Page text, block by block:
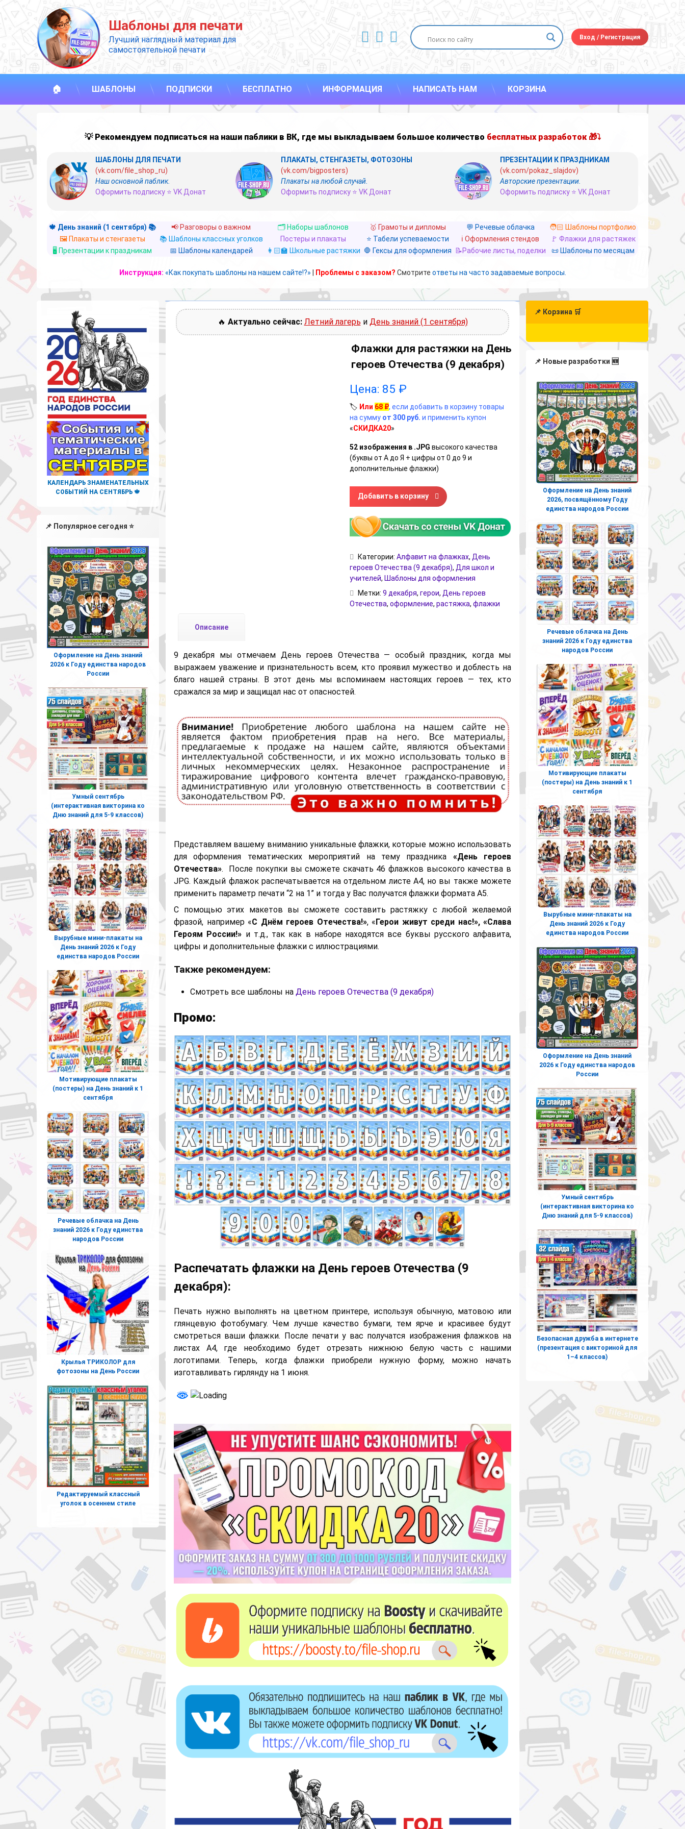
Перейти
к
содержимому
Шаблоны для печати
Лучший наглядный материал для
самостоятельной печати
ВКонтакте
YouTube
E-mail Вход /Регистрация
🏠 ШАБЛОНЫ ПОДПИСКИ БЕСПЛАТНО ИНФОРМАЦИЯ НАПИСАТЬ НАМ КОРЗИНА
💡 Рекомендуем подписаться на наши паблики в ВК, где мы выкладываем большое количество бесплатных разработок 🎁⤵
ШАБЛОНЫ ДЛЯ ПЕЧАТИ
(vk.com/file_shop_ru)
Наш основной паблик.
Оформить подписку ⭐ VK Донат
ПЛАКАТЫ, СТЕНГАЗЕТЫ, ФОТОЗОНЫ
(vk.com/bigposters)
Плакаты на любой случай.
Оформить подписку ⭐ VK Донат
ПРЕЗЕНТАЦИИ К ПРАЗДНИКАМ
(vk.com/pokaz_slajdov)
Авторские презентации.
Оформить подписку ⭐ VK Донат
🍁 День знаний (1 сентября) 📚 📢 Разговоры о важном 🗂️ Наборы шаблонов 🥇 Грамоты и дипломы 💬 Речевые облачка
🧑🏻 Шаблоны портфолио
🖼️ Плакаты и стенгазеты
📚 Шаблоны классных уголков Постеры и плакаты ⭐ Табели успеваемости ℹ️ Оформления стендов
🚩 Флажки для растяжек
🖥️ Презентации к праздникам
📅 Шаблоны календарей 👩🏻‍🏫 Школьные растяжки 🛑 Гексы для оформления 📝Рабочие листы, поделки 📜 Шаблоны по месяцам
Инструкция: «Как покупать шаблоны на нашем сайте!?» Проблемы с заказом? Смотрите ответы на часто задаваемые вопросы.
🔥 Актуально сейчас: Летний лагерь и День знаний (1 сентября)
Флажки для растяжки на День
героев Отечества (9 декабря)
Цена: 85 ₽
🏷️ Или 68 ₽, если добавить в корзину товары
на сумму от 300 руб. и применить купон
«СКИДКА20»
52 изображения в .JPG высокого качества
(буквы от А до Я + цифры от 0 до 9 и
дополнительные флажки)
Количество товара Флажки для растяжки на День героев Отечества (9 декабря)
Добавить в корзину
Категории: Алфавит на флажках, День
героев Отечества (9 декабря), Для школ и
учителей, Шаблоны для оформления
Метки: 9 декабря, герои, День героев
Отечества, оформление, растяжка, флажки
Описание
9 декабря мы отмечаем День героев Отечества — особый праздник, когда мы
выражаем уважение и признательность всем, кто проявил мужество и доблесть на
благо нашей страны. В этот день мы вспоминаем настоящих героев — тех, кто
сражался за мир и защищал нас от опасностей.
Представляем вашему вниманию уникальные флажки, которые можно использовать
для оформления тематических мероприятий на тему праздника «День героев
Отечества». После покупки вы сможете скачать 46 флажков высокого качества в
JPG. Каждый флажок распечатывается на отдельном листе А4, но вы также можете
применить параметр печати “2 на 1” и тогда у Вас получатся флажки формата А5.
С помощью этих макетов вы сможете составить растяжку с любой желаемой
фразой, например «С Днём героев Отечества!», «Герои живут среди нас!», «Слава
Героям России!» и т.д., так как в наборе находятся все буквы русского алфавита,
цифры и дополнительные флажки с иллюстрациями.
Также рекомендуем:
Смотреть все шаблоны на День героев Отечества (9 декабря)
Промо:
Распечатать флажки на День героев Отечества (9
декабря):
Печать нужно выполнять на цветном принтере, используя обычную, матовою или
глянцевую фотобумагу. Чем лучше качество бумаги, тем ярче и красивее будут
смотреться ваши флажки. После печати у вас получатся изображения флажков на
листах А4, где необходимо будет отрезать нижнюю белую часть с нашими
логотипами. Теперь, когда флажки приобрели нужную форму, можно начать
изготавливать гирлянду на 1 июня.
КАЛЕНДАРЬ ЗНАМЕНАТЕЛЬНЫХ
СОБЫТИЙ НА СЕНТЯБРЬ 🍁
📌 Популярное сегодня ⭐
Оформление на День знаний
2026 к Году единства народов
России
Умный сентябрь
(интерактивная викторина ко
Дню знаний для 5-9 классов)
Вырубные мини-плакаты на
День знаний 2026 к Году
единства народов России
Мотивирующие плакаты
(постеры) на День знаний к 1
сентября
Речевые облачка на День
знаний 2026 к Году единства
народов России
Крылья ТРИКОЛОР для
фотозоны на День России
Редактируемый классный
уголок в осеннем стиле
📌 Корзина 🛒
📌 Новые разработки 🆕
Оформление на День знаний
2026, посвящённому Году
единства народов России
Речевые облачка на День
знаний 2026 к Году единства
народов России
Мотивирующие плакаты
(постеры) на День знаний к 1
сентября
Вырубные мини-плакаты на
День знаний 2026 к Году
единства народов России
Оформление на День знаний
2026 к Году единства народов
России
Умный сентябрь
(интерактивная викторина ко
Дню знаний для 5-9 классов)
Безопасная дружба в интернете
(презентация с викториной для
1–4 классов)